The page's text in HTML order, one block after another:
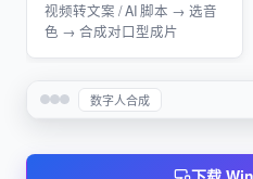
视频转文案 / AI 脚本 → 选音
色 → 合成对口型成片
数字人合成